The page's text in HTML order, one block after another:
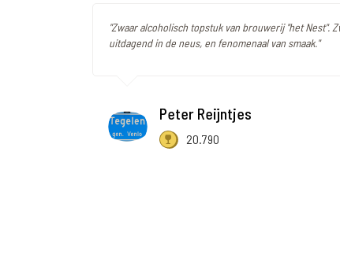
"Zwaar alcoholisch topstuk van brouwerij "het Nest".
uitdagend in de neus, en fenomenaal van smaak."
Peter Reijntjes
20.790